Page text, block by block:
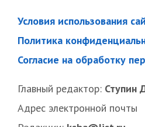
Условия использования
Политика
Согласие на обработку
Главный редактор: Ступин
Адрес электронной почты